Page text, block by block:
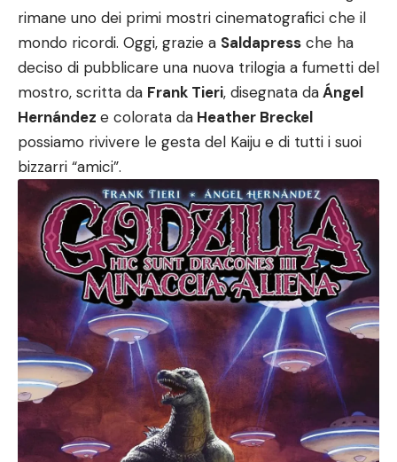
rimane uno dei primi mostri cinematografici che il
mondo ricordi. Oggi, grazie a Saldapress che ha
deciso di pubblicare una nuova trilogia a fumetti del
mostro, scritta da Frank Tieri, disegnata daÁngel
Hernández e colorata da Heather Breckel
possiamo rivivere le gesta del Kaiju e di tutti i suoi
bizzarri “amici”.